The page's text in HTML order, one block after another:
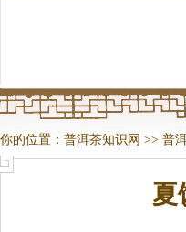
你的位置： 普洱茶知识网 >> 普
夏